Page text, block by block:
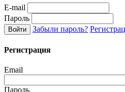
E-mail
Пароль
Забыли пароль?
Регистрация
Email
Пароль